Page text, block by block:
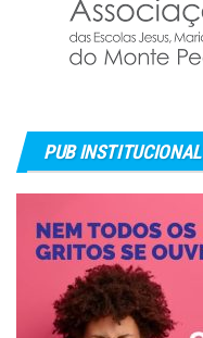
PUB INSTITUCIONAL